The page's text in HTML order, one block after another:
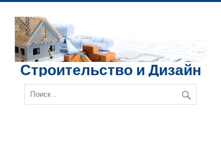
Перейти
содержимому
Строительство и Дизайн